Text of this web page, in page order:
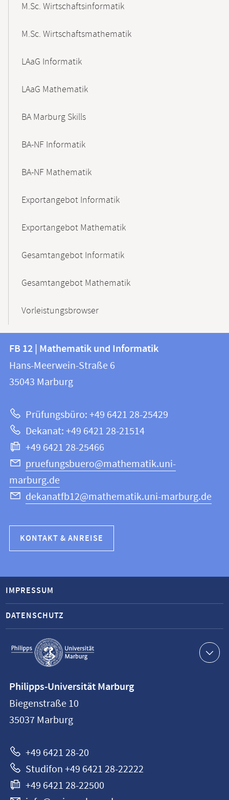
M.Sc. Wirtschaftsinformatik
M.Sc. Wirtschaftsmathematik
LAaG Informatik
LAaG Mathematik
BA Marburg Skills
BA-NF Informatik
BA-NF Mathematik
Exportangebot Informatik
Exportangebot Mathematik
Gesamtangebot Informatik
Gesamtangebot Mathematik
Vorleistungsbrowser
Kontakt
und
Informationen
Website
FB
12
|
und
Informatik
FB 12 | Mathematik und Informatik
Hans-Meerwein-Straße 6
35043 Marburg
Prüfungsbüro: +49 6421 28-25429
Dekanat: +49 6421 28-21514
+49 6421 28-25466
pruefungsbuero@mathematik.uni-
marburg.de
dekanatfb12@mathematik.uni-marburg.de
KONTAKT & ANREISE
Service-
Navigation
IMPRESSUM
DATENSCHUTZ
Philipps-
Universität
Marburg
Philipps-Universität Marburg
Biegenstraße 10
35037 Marburg
+49 6421 28-20
Studifon +49 6421 28-22222
+49 6421 28-22500